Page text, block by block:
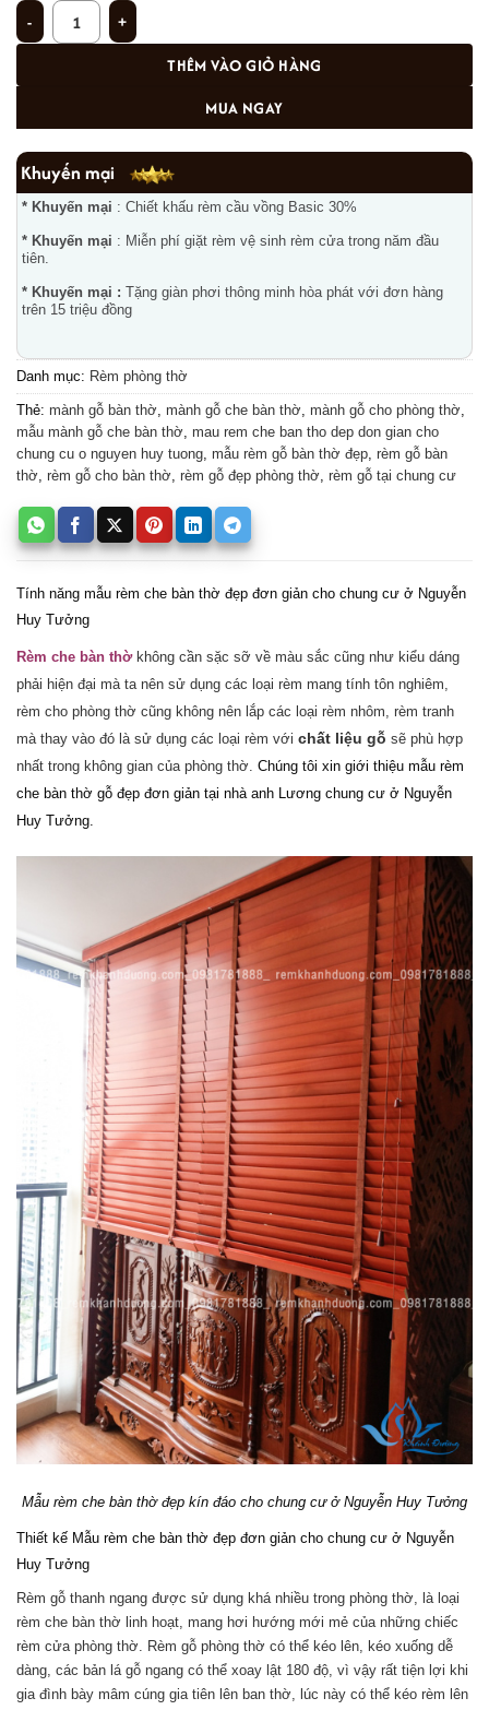
Mẫu rèm che bàn thờ đẹp đơn giản cho chung cư ở Nguyễn Huy Tưởng
THÊM VÀO GIỎ HÀNG
MUA NGAY
Khuyến mại
* Khuyến mại : Chiết khấu rèm cầu vồng Basic 30%
* Khuyến mại : Miễn phí giặt rèm vệ sinh rèm cửa trong năm đầu
tiên.
* Khuyến mại : Tặng giàn phơi thông minh hòa phát với đơn hàng
trên 15 triệu đồng
Danh mục: Rèm phòng thờ
Thẻ: mành gỗ bàn thờ, mành gỗ che bàn thờ, mành gỗ cho phòng thờ,
mẫu mành gỗ che bàn thờ, mau rem che ban tho dep don gian cho
chung cu o nguyen huy tuong, mẫu rèm gỗ bàn thờ đẹp, rèm gỗ bàn
thờ, rèm gỗ cho bàn thờ, rèm gỗ đẹp phòng thờ, rèm gỗ tại chung cư
Tính năng mẫu rèm che bàn thờ đẹp đơn giản cho chung cư ở Nguyễn
Huy Tưởng
Rèm che bàn thờkhông cần sặc sỡ về màu sắc cũng như kiểu dáng
phải hiện đại mà ta nên sử dụng các loại rèm mang tính tôn nghiêm,
rèm cho phòng thờ cũng không nên lắp các loại rèm nhôm, rèm tranh
mà thay vào đó là sử dụng các loại rèm với chất liệu gỗ sẽ phù hợp
nhất trong không gian của phòng thờ. Chúng tôi xin giới thiệu mẫu rèm
che bàn thờ gỗ đẹp đơn giản tại nhà anh Lương chung cư ở Nguyễn
Huy Tưởng.
Mẫu rèm che bàn thờ đẹp kín đáo cho chung cư ở Nguyễn Huy Tưởng
Thiết kế Mẫu rèm che bàn thờ đẹp đơn giản cho chung cư ở Nguyễn
Huy Tưởng
Rèm gỗ thanh ngang được sử dụng khá nhiều trong phòng thờ, là loại
rèm che bàn thờ linh hoạt, mang hơi hướng mới mẻ của những chiếc
rèm cửa phòng thờ. Rèm gỗ phòng thờ có thể kéo lên, kéo xuống dễ
dàng, các bản lá gỗ ngang có thể xoay lật 180 độ, vì vậy rất tiện lợi khi
gia đình bày mâm cúng gia tiên lên ban thờ, lúc này có thể kéo rèm lên